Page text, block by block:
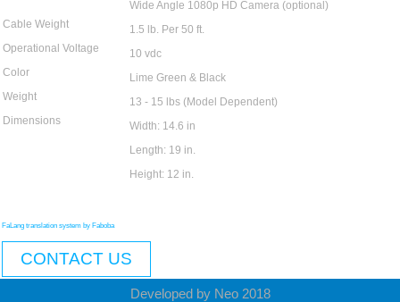
Cable Weight
Operational Voltage
Color
Weight
Dimensions
Wide Angle 1080p HD Camera (optional )
1.5 lb. Per 50 ft.
10 vdc
Lime Green & Black
13 - 15 lbs (Model Dependent)
Width: 14.6 in
Length: 19 in.
Height: 12 in.
FaLang translation system by Faboba
CONTACT US
Developed by Neo 2018